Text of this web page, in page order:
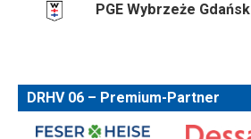
PGE Wybrzeże Gdańsk
DRHV 06 – Premium-Partner